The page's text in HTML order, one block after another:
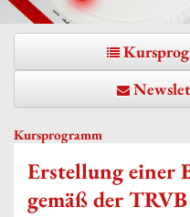
Kursprogramm
Erstellung einer
gemäß der